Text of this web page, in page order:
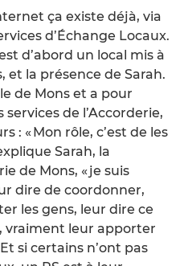
ça existe déjà, via
d’Échange Locaux.
d’abord un local mis à
et la présence de Sarah.
de Mons et a pour
de l’Accorderie,
: « Mon rôle, c’est de les
Sarah, la
de Mons, « je suis
dire de coordonner,
les gens, leur dire ce
vraiment leur apporter
si certains n’ont pas